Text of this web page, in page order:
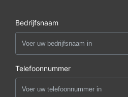
Bedrijfsnaam
Telefoonnummer